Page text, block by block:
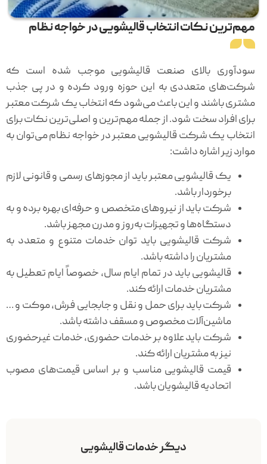
مهم‌ترین نکات انتخاب قالیشویی در خواجه نظام
سودآوری بالای صنعت قالیشویی موجب شده است که
شرکت‌های متعددی به این حوزه ورود کرده و در پی جذب
مشتری باشند و این باعث می‌شود که انتخاب یک شرکت معتبر
برای افراد سخت شود. از جمله مهم‌ترین و اصلی‌ترین نکات برای
انتخاب یک شرکت قالیشویی معتبر در خواجه نظام می‌توان به
موارد زیر اشاره داشت:
یک قالیشویی معتبر باید از مجوزهای رسمی و قانونی لازم
برخوردار باشد.
شرکت باید از نیروهای متخصص و حرفه‌ای بهره برده و به
دستگاه‌ها و تجهیزات به‌روز و مدرن مجهز باشد.
شرکت قالیشویی باید توان خدمات متنوع و متعدد به
مشتریان را داشته باشد.
قالیشویی باید در تمام ایام سال، خصوصاً ایام تعطیل به
مشتریان خدمات ارائه کند.
شرکت باید برای حمل و نقل و جابجایی فرش، موکت و …
ماشین‌آلات مخصوص و مسقف داشته باشد.
شرکت باید علاوه بر خدمات حضوری، خدمات غیرحضوری
نیز به مشتریان ارائه کند.
قیمت قالیشویی مناسب و بر اساس قیمت‌های مصوب
اتحادیه قالیشویان باشد.
دیگر خدمات قالیشویی